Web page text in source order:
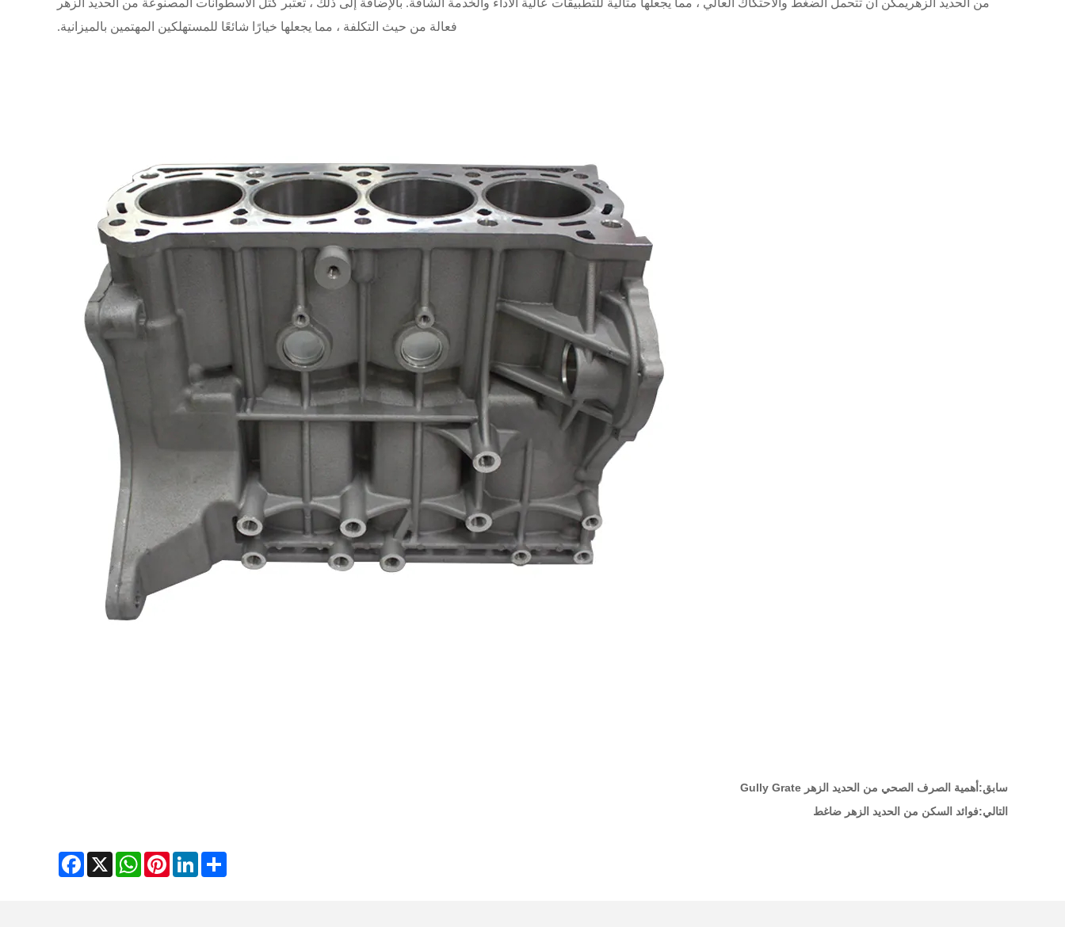
من الحديد الزهر يمكن أن تتحمل الضغط والاحتكاك العالي ، مما يجعلها مثالية للتطبيقات عالية الأداء والخدمة الشاقة. بالإضافة إلى ذلك ، تعتبر كتل الأسطوانات المصنوعة من الحديد الزهر
فعالة من حيث التكلفة ، مما يجعلها خيارًا شائعًا للمستهلكين المهتمين بالميزانية.
سابق: أهمية الصرف الصحي من الحديد الزهر Gully Grate
التالي:فوائد السكن من الحديد الزهر ضاغط
Facebook X
WhatsAppPinterestLinkedInShare